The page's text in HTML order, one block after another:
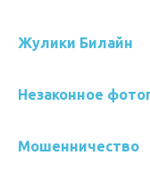
Жулики Билайн
Незаконное
Мошенничество